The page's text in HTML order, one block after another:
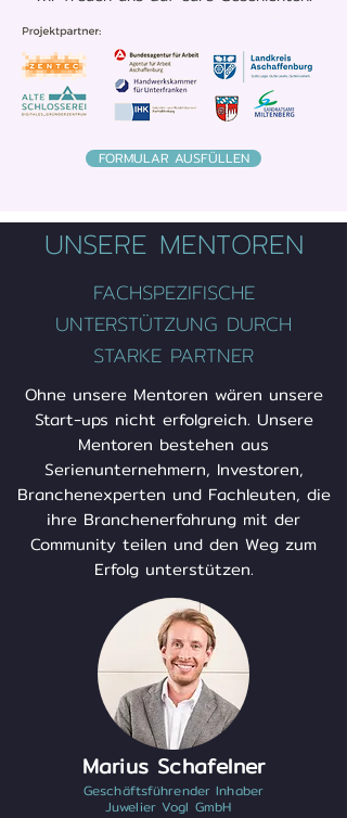
FORMULAR AUSFÜLLEN
UNSERE MENTOREN
FACHSPEZIFISCHE
UNTERSTÜTZUNG DURCH
STARKE PARTNER
Ohne unsere Mentoren wären unsere
Start-ups nicht erfolgreich. Unsere
Mentoren bestehen aus
Serienunternehmern, Investoren,
Branchenexperten und Fachleuten, die
ihre Branchenerfahrung mit der
Community teilen und den Weg zum
Erfolg unterstützen.
Marius Schafelner
Geschäftsführender Inhaber
Juwelier Vogl GmbH